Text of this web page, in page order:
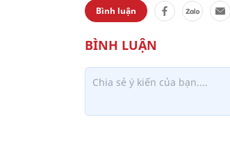
Bình luận